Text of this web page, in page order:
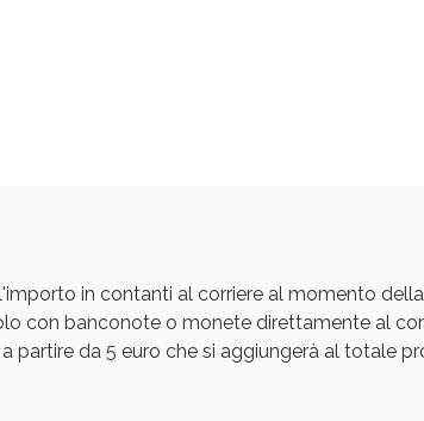
in contanti al corriere al momento della
con banconote o monete direttamente al
partire da 5 euro che si aggiungerà al totale
al 40% valido oggi!